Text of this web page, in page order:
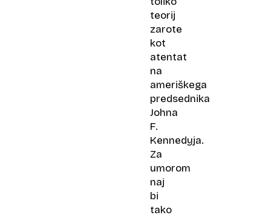
teorij
zarote
kot
atentat
na
ameriškega
predsednika
Johna
F.
Kennedyja.
Za
umorom
naj
bi
tako